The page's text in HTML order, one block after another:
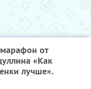
от
«Как
лучше».